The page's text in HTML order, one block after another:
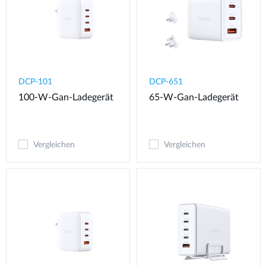
DCP-101
100-W-Gan-Ladegerät
Vergleichen
DCP-651
65-W-Gan-Ladegerät
Vergleichen